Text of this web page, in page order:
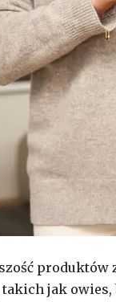
jak